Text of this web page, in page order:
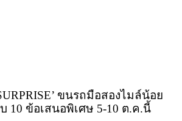
ขนรถมือสองไมล์น้อย
10 ข้อเสนอพิเศษ 5-10 ต.ค.นี้